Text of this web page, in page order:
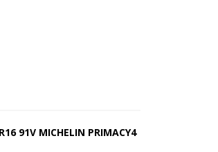
91V MICHELIN PRIMACY4